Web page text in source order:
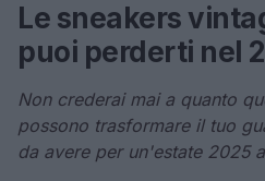
Le sneakers
puoi perderti nel
Non crederai mai a quanto
possono trasformare il tuo
da avere per un'estate 2025